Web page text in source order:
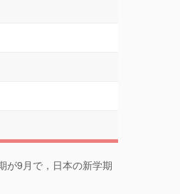
が9月で，日本の新学期